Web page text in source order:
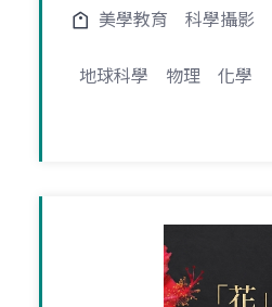
美學教育 科學攝影
地球科學 物理 化學